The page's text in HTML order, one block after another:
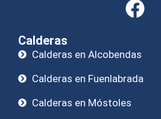
Calderas
Calderas en Alcobendas
Calderas en Fuenlabrada
Calderas en Móstoles